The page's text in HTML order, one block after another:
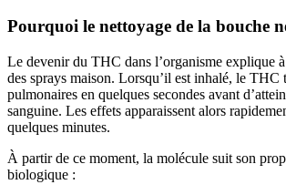
Pourquoi le nettoyage de la bouche
Le devenir du THC dans l’organisme explique
des sprays maison. Lorsqu’il est inhalé, le THC
pulmonaires en quelques secondes avant
sanguine. Les effets apparaissent alors
quelques minutes.
À partir de ce moment, la molécule suit son
biologique :